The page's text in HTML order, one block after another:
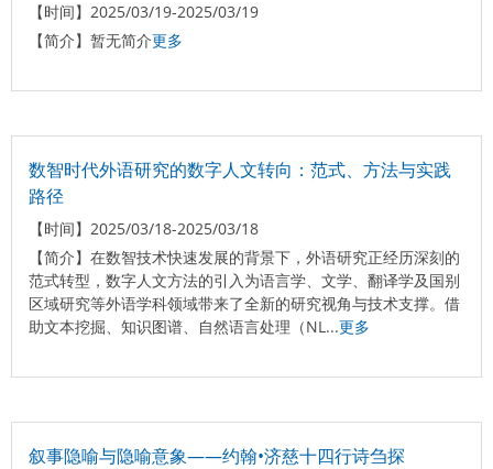
【时间】 2025/03/19-2025/03/19
【简介】 暂无简介更多
数智时代外语研究的数字人文转向：范式、方法与实践
路径
【时间】 2025/03/18-2025/03/18
【简介】 在数智技术快速发展的背景下，外语研究正经历深刻的
范式转型，数字人文方法的引入为语言学、文学、翻译学及国别
区域研究等外语学科领域带来了全新的研究视角与技术支撑。借
助文本挖掘、知识图谱、自然语言处理（NL...更多
叙事隐喻与隐喻意象——约翰•济慈十四行诗刍探